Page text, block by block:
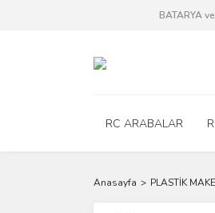
BATARYA
RC ARABALAR
Anasayfa PLASTİK